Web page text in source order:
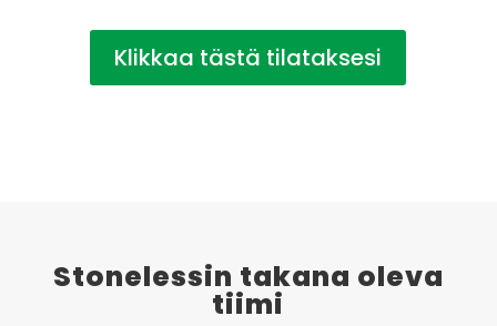
Klikkaa tästä tilataksesi
Stonelessin takana oleva
tiimi